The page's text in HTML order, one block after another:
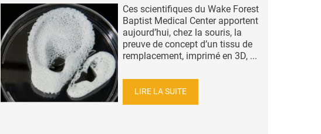
Ces scientifiques du Wake Forest
Baptist Medical Center apportent
aujourd’hui, chez la souris, la
preuve de concept d’un tissu de
remplacement, imprimé en 3D, ...
LIRE LA SUITE